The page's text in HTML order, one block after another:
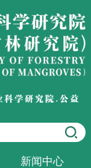
新闻中心